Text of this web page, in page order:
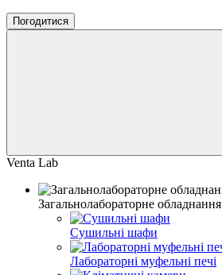
Погодитися
Venta Lab
Загальнолабораторне обладнання
Сушильні шафи
Лабораторні муфельні печі